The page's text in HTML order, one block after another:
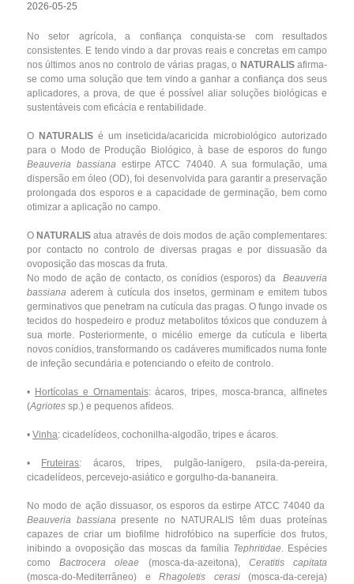
2026-05-25
No setor agrícola, a confiança conquista-se com resultados
consistentes. E tendo vindo a dar provas reais e concretas em campo
nos últimos anos no controlo de várias pragas, o NATURALISafirma-
se como uma solução que tem vindo a ganhar a confiança dos seus
aplicadores, a prova, de que é possível aliar soluções biológicas e
sustentáveis com eficácia e rentabilidade.
O NATURALISé um inseticida/acaricida microbiológico autorizado
para o Modo de Produção Biológico, à base de esporos do fungo
Beauveria bassiana estirpe ATCC 74040. A sua formulação, uma
dispersão em óleo (OD), foi desenvolvida para garantir a preservação
prolongada dos esporos e a capacidade de germinação, bem como
otimizar a aplicação no campo.
O NATURALIS atua através de dois modos de ação complementares:
por contacto no controlo de diversas pragas e por dissuasão da
ovoposição das moscas da fruta.
No modo de ação de contacto, os conídios (esporos) da
Beauveria
bassiana aderem à cutícula dos insetos, germinam e emitem tubos
germinativos que penetram na cutícula das pragas. O fungo invade os
tecidos do hospedeiro e produz metabolitos tóxicos que conduzem à
sua morte. Posteriormente, o micélio emerge da cutícula e liberta
novos conídios, transformando os cadáveres mumificados numa fonte
de infeção secundária e potenciando o efeito de controlo.
• Hortícolas e Ornamentais: ácaros, tripes, mosca-branca, alfinetes
(Agriotes sp.) e pequenos afídeos.
• Vinha: cicadelídeos, cochonilha-algodão, tripes e ácaros.
• Fruteiras: ácaros, tripes, pulgão-lanígero, psila-da-pereira,
cicadelídeos, percevejo-asiático e gorgulho-da-bananeira.
No modo de ação dissuasor, os esporos da estirpe ATCC 74040 da
Beauveria bassiana presente no NATURALIS têm duas proteínas
capazes de criar um biofilme hidrofóbico na superfície dos frutos,
inibindo a ovoposição das moscas da família Tephritidae. Espécies
comoBactrocera oleae (mosca-da-azeitona), Ceratitis
capitata
(mosca-do-Mediterrâneo) e Rhagoletis cerasi(mosca-da-cereja)